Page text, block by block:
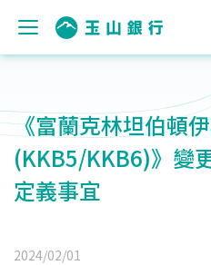
《富蘭克林坦伯頓
(KKB5/KKB6)》變
定義事宜
2024/02/01